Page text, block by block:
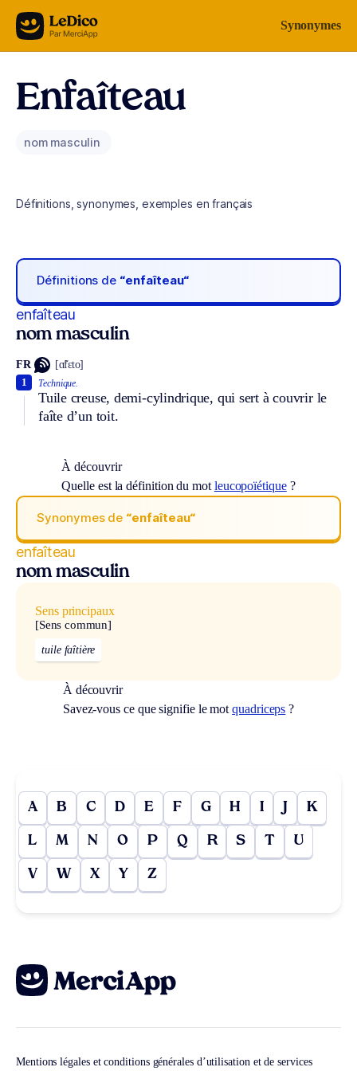
Aller au contenu Synonymes
Enfaîteau
nom masculin
Définitions, synonymes, exemples en français
Définitions de “enfaîteau“
enfaîteau
nom masculin
FR [ɑ̃fɛto]
Technique.
Tuile creuse, demi-cylindrique, qui sert à couvrir le
faîte d’un toit.
1
À découvrir
Quelle est la définition du mot leucopoïétique?
Synonymes de “enfaîteau“
enfaîteau
nom masculin
Sens principaux
[Sens commun]
tuile faîtière
À découvrir
Savez-vous ce que signifie le motquadriceps ?
A B C D E F G H I J K
L M N O P Q R S T U
V W X Y Z
Mentions légales et conditions générales d’utilisation et de services